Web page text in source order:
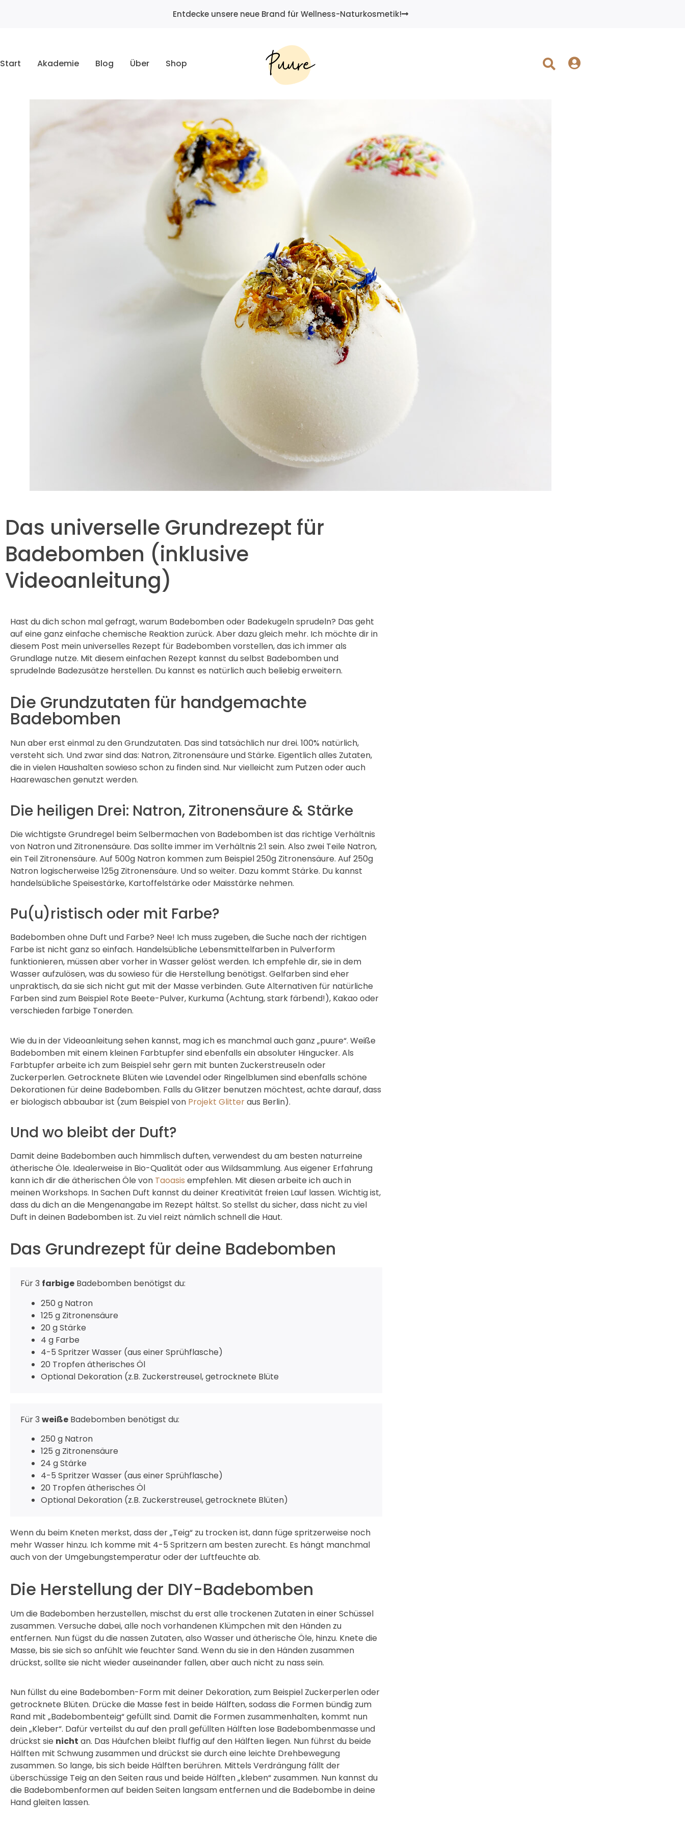
Entdecke unsere neue Brand für Wellness-Naturkosmetik!
Start Akademie Blog Über Shop
Das universelle Grundrezept für
Badebomben (inklusive
Videoanleitung)
Hast du dich schon mal gefragt, warum Badebomben oder Badekugeln sprudeln? Das geht
auf eine ganz einfache chemische Reaktion zurück. Aber dazu gleich mehr. Ich möchte dir in
diesem Post mein universelles Rezept für Badebomben vorstellen, das ich immer als
Grundlage nutze. Mit diesem einfachen Rezept kannst du selbst Badebomben und
sprudelnde Badezusätze herstellen. Du kannst es natürlich auch beliebig erweitern.
Die Grundzutaten für handgemachte
Badebomben
Nun aber erst einmal zu den Grundzutaten. Das sind tatsächlich nur drei. 100% natürlich,
versteht sich. Und zwar sind das: Natron, Zitronensäure und Stärke. Eigentlich alles Zutaten,
die in vielen Haushalten sowieso schon zu finden sind. Nur vielleicht zum Putzen oder auch
Haarewaschen genutzt werden.
Die heiligen Drei: Natron, Zitronensäure & Stärke
Die wichtigste Grundregel beim Selbermachen von Badebomben ist das richtige Verhältnis
von Natron und Zitronensäure. Das sollte immer im Verhältnis 2:1 sein. Also zwei Teile Natron,
ein Teil Zitronensäure. Auf 500g Natron kommen zum Beispiel 250g Zitronensäure. Auf 250g
Natron logischerweise 125g Zitronensäure. Und so weiter. Dazu kommt Stärke. Du kannst
handelsübliche Speisestärke, Kartoffelstärke oder Maisstärke nehmen.
Pu(u)ristisch oder mit Farbe?
Badebomben ohne Duft und Farbe? Nee! Ich muss zugeben, die Suche nach der richtigen
Farbe ist nicht ganz so einfach. Handelsübliche Lebensmittelfarben in Pulverform
funktionieren, müssen aber vorher in Wasser gelöst werden. Ich empfehle dir, sie in dem
Wasser aufzulösen, was du sowieso für die Herstellung benötigst. Gelfarben sind eher
unpraktisch, da sie sich nicht gut mit der Masse verbinden. Gute Alternativen für natürliche
Farben sind zum Beispiel Rote Beete-Pulver, Kurkuma (Achtung, stark färbend!), Kakao oder
verschieden farbige Tonerden.
Wie du in der Videoanleitung sehen kannst, mag ich es manchmal auch ganz „puure“. Weiße
Badebomben mit einem kleinen Farbtupfer sind ebenfalls ein absoluter Hingucker. Als
Farbtupfer arbeite ich zum Beispiel sehr gern mit bunten Zuckerstreuseln oder
Zuckerperlen. Getrocknete Blüten wie Lavendel oder Ringelblumen sind ebenfalls schöne
Dekorationen für deine Badebomben. Falls du Glitzer benutzen möchtest, achte darauf, dass
er biologisch abbaubar ist (zum Beispiel von Projekt Glitteraus Berlin).
Und wo bleibt der Duft?
Damit deine Badebomben auch himmlisch duften, verwendest du am besten naturreine
ätherische Öle. Idealerweise in Bio-Qualität oder aus Wildsammlung. Aus eigener Erfahrung
kann ich dir die ätherischen Öle von Taoasis empfehlen. Mit diesen arbeite ich auch in
meinen Workshops. In Sachen Duft kannst du deiner Kreativität freien Lauf lassen. Wichtig ist,
dass du dich an die Mengenangabe im Rezept hältst. So stellst du sicher, dass nicht zu viel
Duft in deinen Badebomben ist. Zu viel reizt nämlich schnell die Haut.
Das Grundrezept für deine Badebomben
Für 3 farbige Badebomben benötigst du:
250 g Natron
125 g Zitronensäure
20 g Stärke
4 g Farbe
4-5 Spritzer Wasser (aus einer Sprühflasche)
20 Tropfen ätherisches Öl
Optional Dekoration (z.B. Zuckerstreusel, getrocknete Blüte
Für 3 weiße Badebomben benötigst du:
250 g Natron
125 g Zitronensäure
24 g Stärke
4-5 Spritzer Wasser (aus einer Sprühflasche)
20 Tropfen ätherisches Öl
Optional Dekoration (z.B. Zuckerstreusel, getrocknete Blüten)
Wenn du beim Kneten merkst, dass der „Teig“ zu trocken ist, dann füge spritzerweise noch
mehr Wasser hinzu. Ich komme mit 4-5 Spritzern am besten zurecht. Es hängt manchmal
auch von der Umgebungstemperatur oder der Luftfeuchte ab.
Die Herstellung der DIY-Badebomben
Um die Badebomben herzustellen, mischst du erst alle trockenen Zutaten in einer Schüssel
zusammen. Versuche dabei, alle noch vorhandenen Klümpchen mit den Händen zu
entfernen. Nun fügst du die nassen Zutaten, also Wasser und ätherische Öle, hinzu. Knete die
Masse, bis sie sich so anfühlt wie feuchter Sand. Wenn du sie in den Händen zusammen
drückst, sollte sie nicht wieder auseinander fallen, aber auch nicht zu nass sein.
Nun füllst du eine Badebomben-Form mit deiner Dekoration, zum Beispiel Zuckerperlen oder
getrocknete Blüten. Drücke die Masse fest in beide Hälften, sodass die Formen bündig zum
Rand mit „Badebombenteig“ gefüllt sind. Damit die Formen zusammenhalten, kommt nun
dein „Kleber“. Dafür verteilst du auf den prall gefüllten Hälften lose Badebombenmasse und
drückst sie nicht an. Das Häufchen bleibt fluffig auf den Hälften liegen. Nun führst du beide
Hälften mit Schwung zusammen und drückst sie durch eine leichte Drehbewegung
zusammen. So lange, bis sich beide Hälften berühren. Mittels Verdrängung fällt der
überschüssige Teig an den Seiten raus und beide Hälften „kleben“ zusammen. Nun kannst du
die Badebombenformen auf beiden Seiten langsam entfernen und die Badebombe in deine
Hand gleiten lassen.